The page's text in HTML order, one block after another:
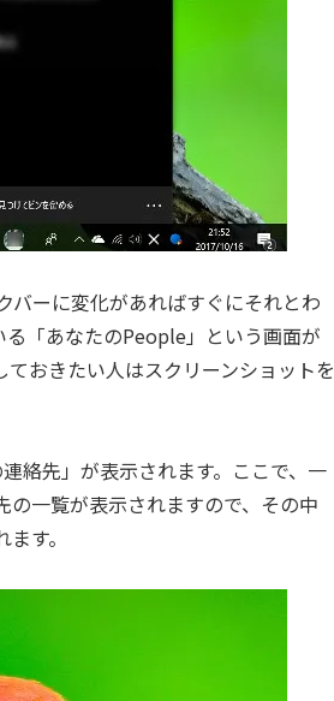
バーに変化があればすぐにそれとわ
「あなたのPeople」という画面が
おきたい人はスクリーンショットを
絡先」が表示されます。ここで、一
一覧が表示されますので、その中
す。